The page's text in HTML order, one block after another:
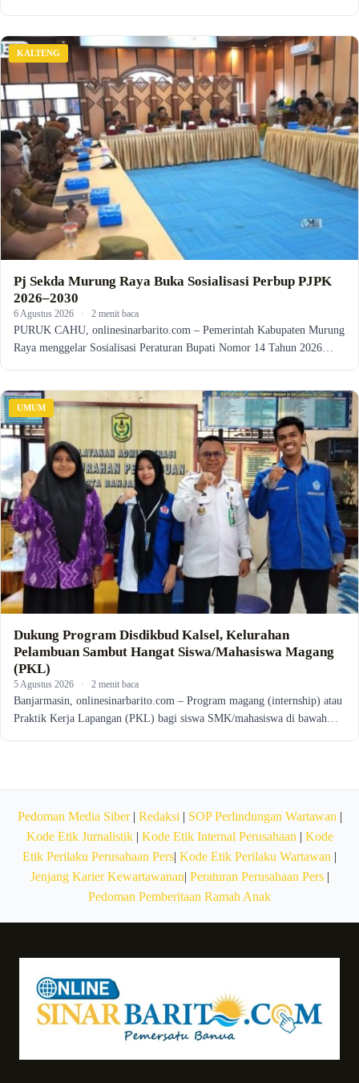
KALTENG
Pj Sekda Murung Raya Buka Sosialisasi Perbup PJPK
2026–2030
6 Agustus 2026 · 2 menit baca
PURUK CAHU, onlinesinarbarito.com – Pemerintah Kabupaten Murung
Raya menggelar Sosialisasi Peraturan Bupati Nomor 14 Tahun 2026…
UMUM
Dukung Program Disdikbud Kalsel, Kelurahan
Pelambuan Sambut Hangat Siswa/Mahasiswa Magang
(PKL)
5 Agustus 2026 · 2 menit baca
Banjarmasin, onlinesinarbarito.com – Program magang (internship) atau
Praktik Kerja Lapangan (PKL) bagi siswa SMK/mahasiswa di bawah…
Pedoman Media Siber| Redaksi | SOP Perlindungan Wartawan |
Kode Etik Jurnalistik| Kode Etik Internal Perusahaan | Kode
Etik Perilaku Perusahaan Pers| Kode Etik Perilaku Wartawan |
Jenjang Karier Kewartawanan| Peraturan Perusahaan Pers|
Pedoman Pemberitaan Ramah Anak